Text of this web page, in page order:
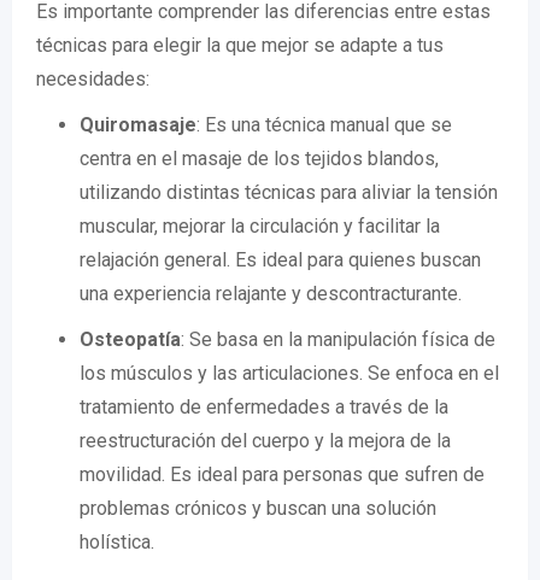
Es importante comprender las diferencias entre estas
técnicas para elegir la que mejor se adapte a tus
necesidades:
Quiromasaje: Es una técnica manual que se
centra en el masaje de los tejidos blandos,
utilizando distintas técnicas para aliviar la tensión
muscular, mejorar la circulación y facilitar la
relajación general. Es ideal para quienes buscan
una experiencia relajante y descontracturante.
Osteopatía: Se basa en la manipulación física de
los músculos y las articulaciones. Se enfoca en el
tratamiento de enfermedades a través de la
reestructuración del cuerpo y la mejora de la
movilidad. Es ideal para personas que sufren de
problemas crónicos y buscan una solución
holística.